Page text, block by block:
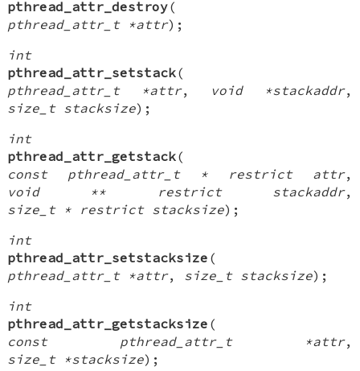
pthread_attr_destroy(
pthread_attr_t *attr);
int
pthread_attr_setstack(
pthread_attr_t *attr, void *stackaddr,
size_t stacksize);
int
pthread_attr_getstack(
const pthread_attr_t * restrict attr,
void ** restrict stackaddr,
size_t * restrict stacksize);
int
pthread_attr_setstacksize (
pthread_attr_t *attr, size_t stacksize);
int
pthread_attr_getstacksize (
const pthread_attr_t *attr,
size_t *stacksize);